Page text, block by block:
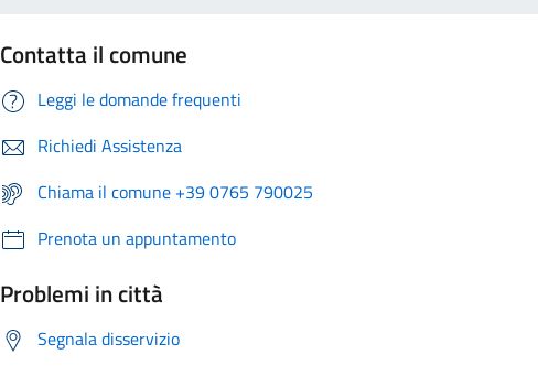
Contatta il comune
Leggi le domande frequenti
Richiedi Assistenza
Chiama il comune +39 0765 790025
Prenota un appuntamento
Problemi in città
Segnala disservizio